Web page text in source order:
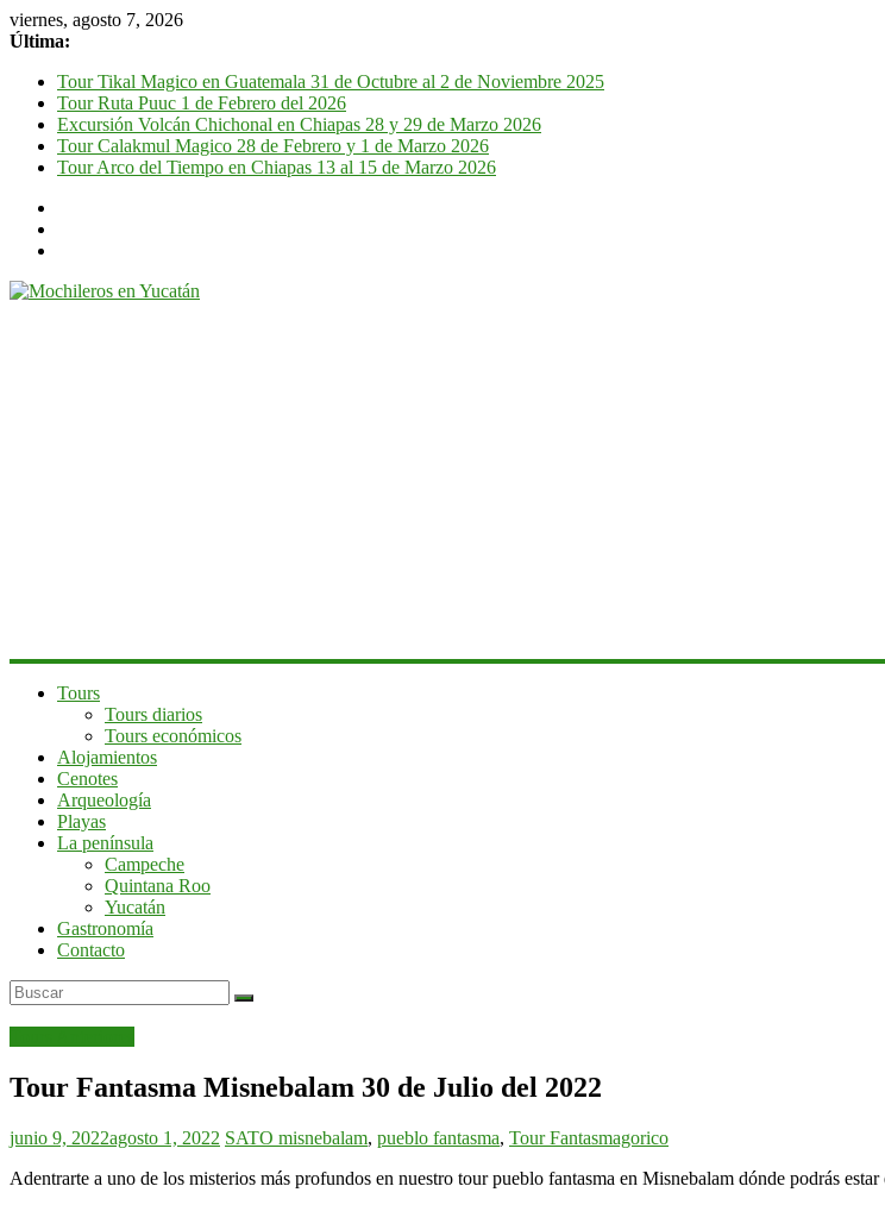
viernes, agosto 7, 2026
Última:
Tour Tikal Magico en Guatemala 31 de Octubre al 2 de Noviembre 2025
Tour Ruta Puuc 1 de Febrero del 2026
Excursión Volcán Chichonal en Chiapas 28 y 29 de Marzo 2026
Tour Calakmul Magico 28 de Febrero y 1 de Marzo 2026
Tour Arco del Tiempo en Chiapas 13 al 15 de Marzo 2026
Tours
Tours diarios
Tours económicos
Alojamientos
Cenotes
Arqueología
Playas
La península
Campeche
Quintana Roo
Yucatán
Gastronomía
Contacto
Tour Fantasma Misnebalam 30 de Julio del 2022
junio 9, 2022agosto 1, 2022 SATO misnebalam, pueblo fantasma, Tour Fantasmagorico
Adentrarte a uno de los misterios más profundos en nuestro tour pueblo fantasma en Misnebalam dónde podrás